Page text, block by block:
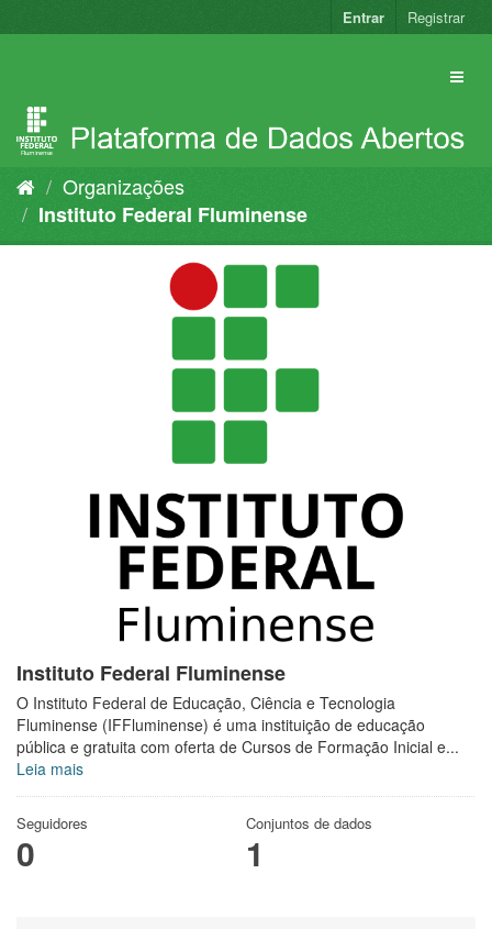
para
Entrar Registrar
Organizações
Instituto Federal Fluminense
Instituto Federal Fluminense
O Instituto Federal de Educação, Ciência e Tecnologia
Fluminense (IFFluminense) é uma instituição de educação
pública e gratuita com oferta de Cursos de Formação Inicial e...
Leia mais
Seguidores
0
Conjuntos de dados
1